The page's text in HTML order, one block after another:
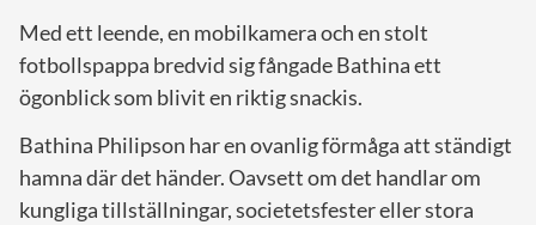
Med ett leende, en mobilkamera och en stolt
fotbollspappa bredvid sig fångade Bathina ett
ögonblick som blivit en riktig snackis.
Bathina Philipson har en ovanlig förmåga att ständigt
hamna där det händer. Oavsett om det handlar om
kungliga tillställningar, societetsfester eller stora